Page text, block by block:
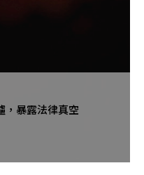
，暴露法律真空